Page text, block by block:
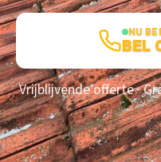
NU
BEL
Vrijblijvende offerte ·